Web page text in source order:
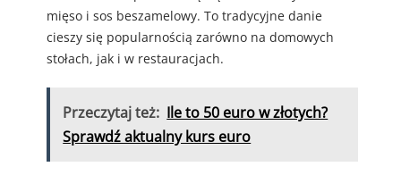
mięso i sos beszamelowy. To tradycyjne danie
cieszy się popularnością zarówno na domowych
stołach, jak i w restauracjach.
Przeczytaj też: Ile to 50 euro w złotych?
Sprawdź aktualny kurs euro